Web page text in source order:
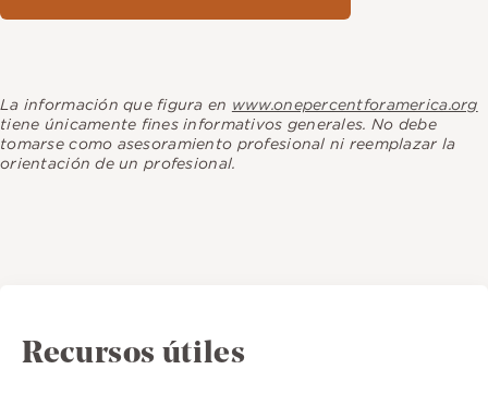
La información que figura en www.onepercentforamerica.org
tiene únicamente fines informativos generales. No debe
tomarse como asesoramiento profesional ni reemplazar la
orientación de un profesional.
Recursos útiles